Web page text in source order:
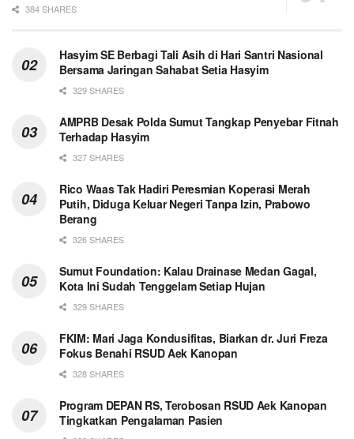
384 SHARES
Hasyim SE Berbagi Tali Asih di Hari Santri Nasional
Bersama Jaringan Sahabat Setia Hasyim
329 SHARES
AMPRB Desak Polda Sumut Tangkap Penyebar Fitnah
Terhadap Hasyim
327 SHARES
Rico Waas Tak Hadiri Peresmian Koperasi Merah
Putih, Diduga Keluar Negeri Tanpa Izin, Prabowo
Berang
326 SHARES
Sumut Foundation: Kalau Drainase Medan Gagal,
Kota Ini Sudah Tenggelam Setiap Hujan
329 SHARES
FKIM: Mari Jaga Kondusifitas, Biarkan dr. Juri Freza
Fokus Benahi RSUD Aek Kanopan
328 SHARES
Program DEPAN RS, Terobosan RSUD Aek Kanopan
Tingkatkan Pengalaman Pasien